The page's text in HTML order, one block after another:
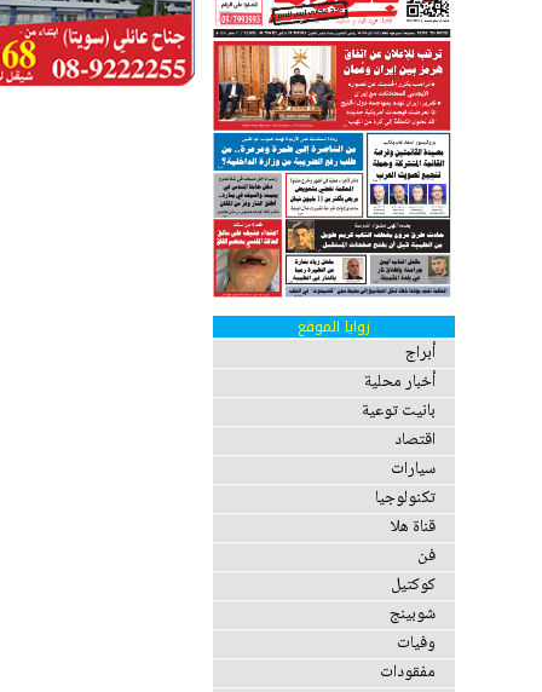
زوايا الموقع
أبراج
أخبار محلية
بانيت توعية
اقتصاد
سيارات
تكنولوجيا
قناة هلا
فن
كوكتيل
شوبينج
وفيات
مفقودات